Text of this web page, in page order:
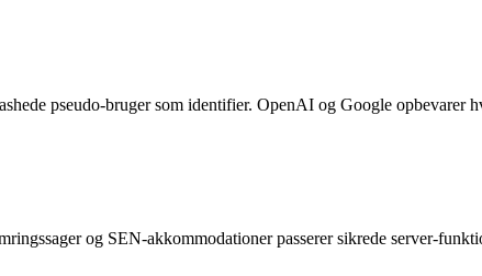
pseudo-bruger som identifier. OpenAI og Google opbevarer
og SEN-akkommodationer passerer sikrede server-